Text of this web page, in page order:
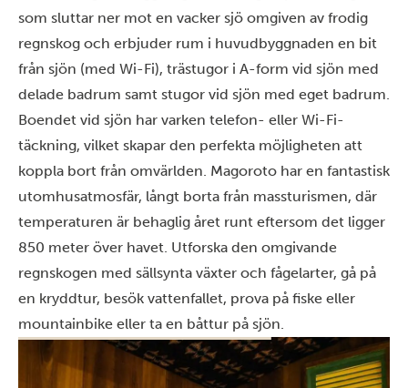
som sluttar ner mot en vacker sjö omgiven av frodig
regnskog och erbjuder rum i huvudbyggnaden en bit
från sjön (med Wi-Fi), trästugor i A-form vid sjön med
delade badrum samt stugor vid sjön med eget badrum.
Boendet vid sjön har varken telefon- eller Wi-Fi-
täckning, vilket skapar den perfekta möjligheten att
koppla bort från omvärlden. Magoroto har en fantastisk
utomhusatmosfär, långt borta från massturismen, där
temperaturen är behaglig året runt eftersom det ligger
850 meter över havet. Utforska den omgivande
regnskogen med sällsynta växter och fågelarter, gå på
en kryddtur, besök vattenfallet, prova på fiske eller
mountainbike eller ta en båttur på sjön.